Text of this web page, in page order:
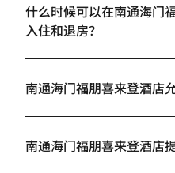
什么时候可以在南通海门
入住和退房？
南通海门福朋喜来登酒店
南通海门福朋喜来登酒店